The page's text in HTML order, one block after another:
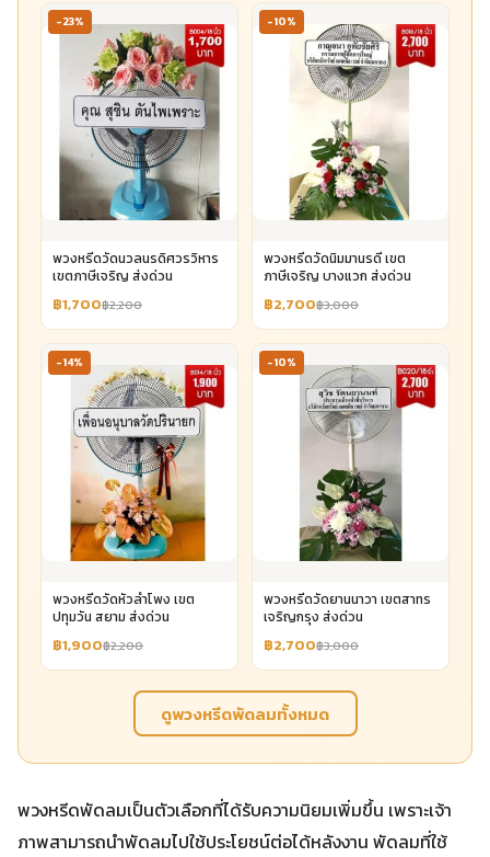
-23%
พวงหรีดวัดนวลนรดิศวรวิหาร
เขตภาษีเจริญ ส่งด่วน
฿1,700฿2,200
-10%
พวงหรีดวัดนิมมานรดี เขต
ภาษีเจริญ บางแวก ส่งด่วน
฿2,700฿3,000
-14%
พวงหรีดวัดหัวลำโพง เขต
ปทุมวัน สยาม ส่งด่วน
฿1,900฿2,200
-10%
พวงหรีดวัดยานนาวา เขตสาทร
เจริญกรุง ส่งด่วน
฿2,700฿3,000
ดูพวงหรีดพัดลมทั้งหมด
พวงหรีดพัดลมเป็นตัวเลือกที่ได้รับความนิยมเพิ่มขึ้น เพราะเจ้า
ภาพสามารถนำพัดลมไปใช้ประโยชน์ต่อได้หลังงาน พัดลมที่ใช้